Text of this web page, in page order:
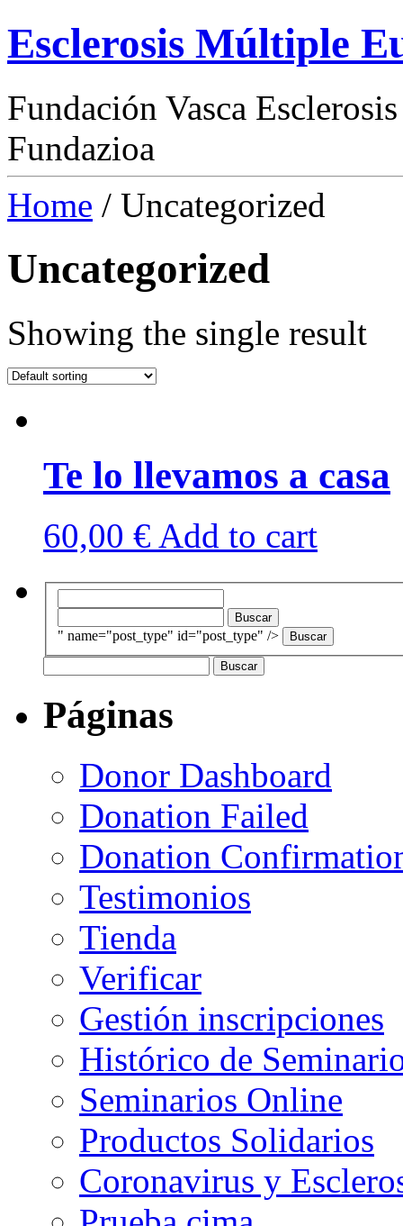
Esclerosis Múltiple
Fundación Vasca
Fundazioa
Home / Uncategorized
Uncategorized
Showing the single result
Te lo llevamos a casa
60,00 € Add to cart
for:
" name="post_type" id="post_type" />
Páginas
Donor Dashboard
Donation Failed
Donation
Testimonios
Tienda
Verificar
Gestión inscripciones
Histórico de
Seminarios Online
Productos Solidarios
Coronavirus y